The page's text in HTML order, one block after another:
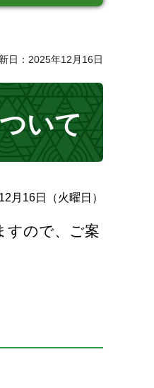
日：2025年12月16日
いて
月16日（火曜日）
すので、ご案